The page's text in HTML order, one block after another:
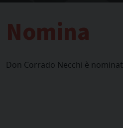
Nomina
Don Corrado Necchi è